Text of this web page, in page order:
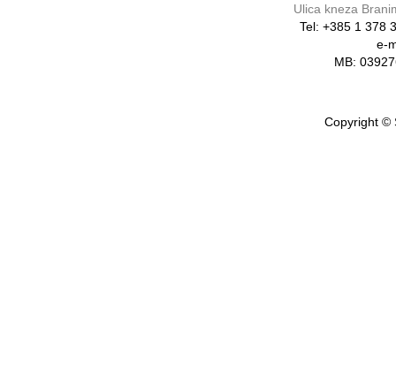
Ulica kneza
Tel: +385 1
e-
MB:
Copyright ©